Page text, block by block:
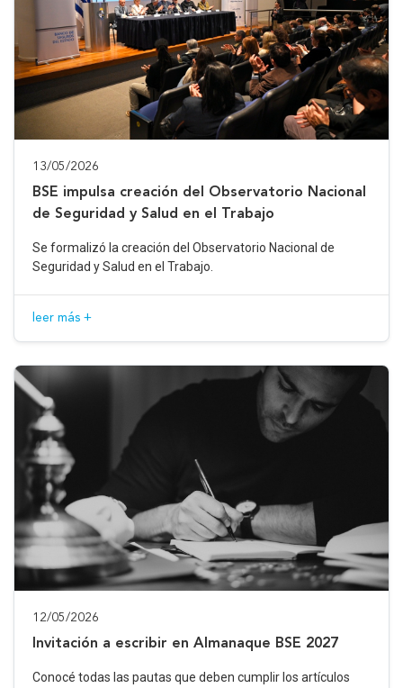
13/05/2026
BSE impulsa creación del Observatorio Nacional
de Seguridad y Salud en el Trabajo
Se formalizó la creación del Observatorio Nacional de
Seguridad y Salud en el Trabajo.
leer más +
12/05/2026
Invitación a escribir en Almanaque BSE 2027
Conocé todas las pautas que deben cumplir los artículos